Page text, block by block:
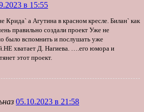
в 15:55
Крида` а Агутина в красном кресле. Билан` как
правильно создали проект Уже не
было вспомнить и послушать уже
хватает Д. Нагиева. ….его юмора и
этот проект.
05.10.2023 в 21:58